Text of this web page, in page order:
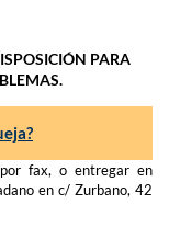
PARA
fax, o entregar en
en c/ Zurbano, 42